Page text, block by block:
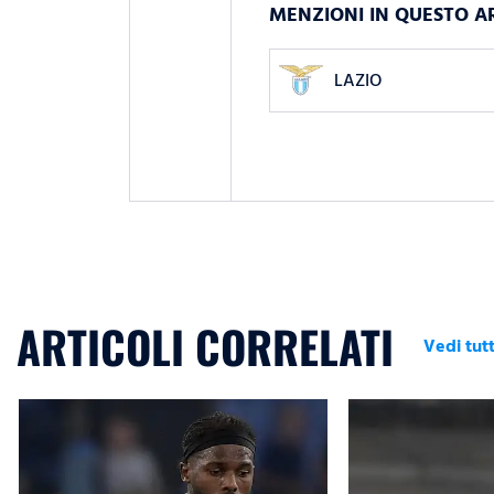
MENZIONI IN QUESTO
LAZIO
ARTICOLI CORRELATI Vedi